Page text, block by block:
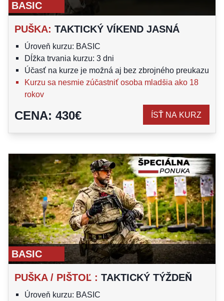
BASIC
PUŠKA: TAKTICKÝ VÍKEND JASNÁ
Úroveň kurzu: BASIC
Dĺžka trvania kurzu: 3 dni
Účasť na kurze je možná aj bez zbrojného preukazu
Kurzu sa nesmie zúčastniť osoba mladšia ako 18
rokov
CENA: 430€ ÍSŤ NA KURZ
BASIC
PUŠKA / PIŠTOĽ : TAKTICKÝ TÝŽDEŇ
Úroveň kurzu: BASIC